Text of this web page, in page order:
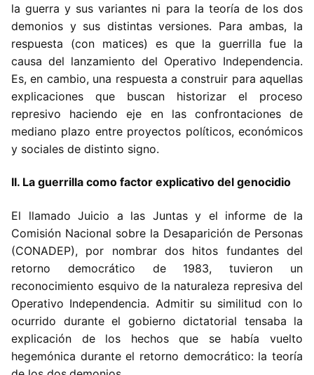
la guerra y sus variantes ni para la teoría de los dos
demonios y sus distintas versiones. Para ambas, la
respuesta (con matices) es que la guerrilla fue la
causa del lanzamiento del Operativo Independencia.
Es, en cambio, una respuesta a construir para aquellas
explicaciones que buscan historizar el proceso
represivo haciendo eje en las confrontaciones de
mediano plazo entre proyectos políticos, económicos
y sociales de distinto signo.
II. La guerrilla como factor explicativo del genocidio
El llamado Juicio a las Juntas y el informe de la
Comisión Nacional sobre la Desaparición de Personas
(CONADEP), por nombrar dos hitos fundantes del
retorno democrático de 1983, tuvieron un
reconocimiento esquivo de la naturaleza represiva del
Operativo Independencia. Admitir su similitud con lo
ocurrido durante el gobierno dictatorial tensaba la
explicación de los hechos que se había vuelto
hegemónica durante el retorno democrático: la teoría